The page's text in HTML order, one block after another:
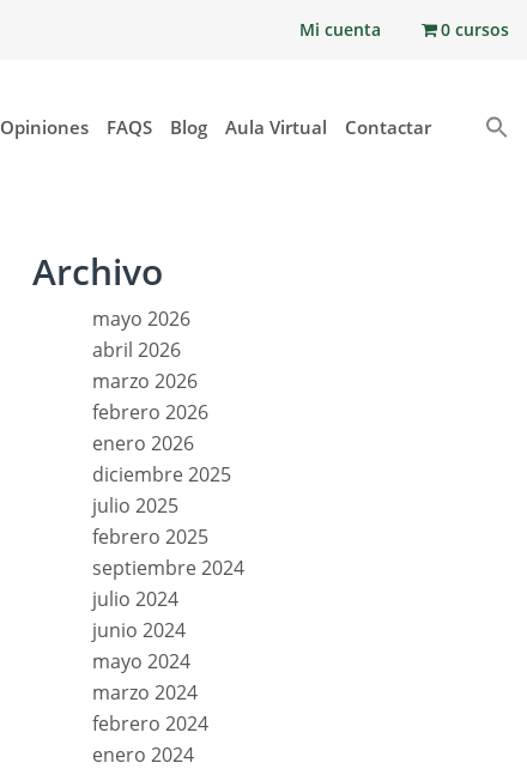
Mi cuenta 0 cursos
Opiniones FAQS Blog Aula Virtual Contactar
Archivo
mayo 2026
abril 2026
marzo 2026
febrero 2026
enero 2026
diciembre 2025
julio 2025
febrero 2025
septiembre 2024
julio 2024
junio 2024
mayo 2024
marzo 2024
febrero 2024
enero 2024